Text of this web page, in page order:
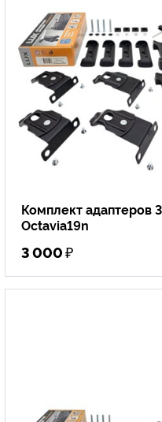
Комплект адаптеров
Octavia19n
3 000₽